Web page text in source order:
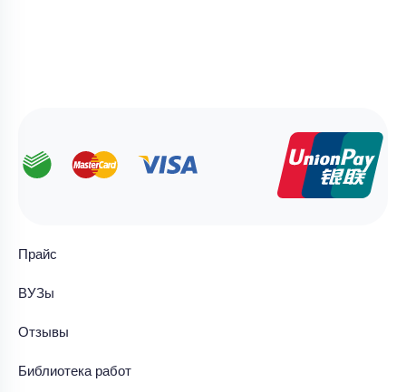
Прайс
ВУЗы
Отзывы
Библиотека работ